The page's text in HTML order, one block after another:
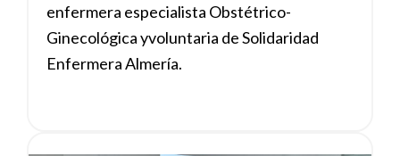
enfermera especialista Obstétrico-
Ginecológica yvoluntaria de Solidaridad
Enfermera Almería.